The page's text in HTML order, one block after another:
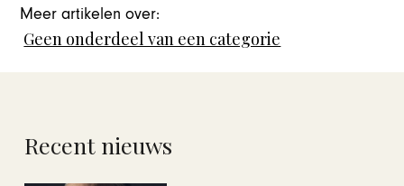
Meer artikelen over:
Geen onderdeel van een categorie
Recent nieuws